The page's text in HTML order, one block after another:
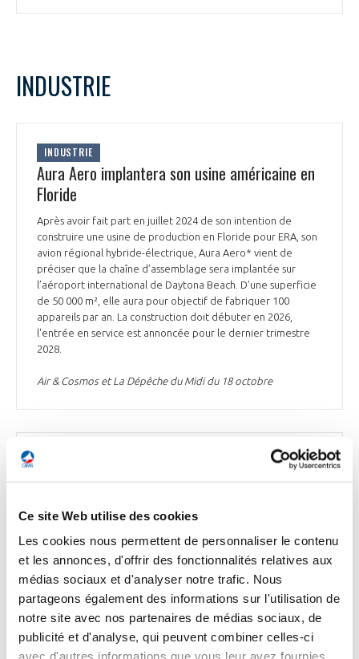
Ce site Web utilise des cookies
Les cookies nous permettent de personnaliser le contenu
et les annonces, d'offrir des fonctionnalités relatives aux
médias sociaux et d'analyser notre trafic. Nous
partageons également des informations sur l'utilisation de
notre site avec nos partenaires de médias sociaux, de
publicité et d'analyse, qui peuvent combiner celles-ci
avec d'autres informations que vous leur avez fournies
INDUSTRIE
INDUSTRIE
Aura Aero implantera son usine américaine en
Floride
Après avoir fait part en juillet 2024 de son intention de
construire une usine de production en Floride pour ERA, son
avion régional hybride-électrique, Aura Aero* vient de
préciser que la chaîne d’assemblage sera implantée sur
l’aéroport international de Daytona Beach. D’une superficie
de 50 000 m², elle aura pour objectif de fabriquer 100
appareils par an. La construction doit débuter en 2026,
l'entrée en service est annoncée pour le dernier trimestre
2028.
Air & Cosmos et La Dépêche du Midi du 18 octobre
Safran Helicopter Engines signe un contrat
contrat SBH (support-by-the-hour) avec la société chinoise
Reignwood Aviation Group, pour le support des moteurs
Arrius 2R équipant les hélicoptères Bell 505 qu’elle exploite.
Il s'agit du 1er contrat SBH signé pour le moteur Arrius 2R en
croissance du service SBH dans le pays.